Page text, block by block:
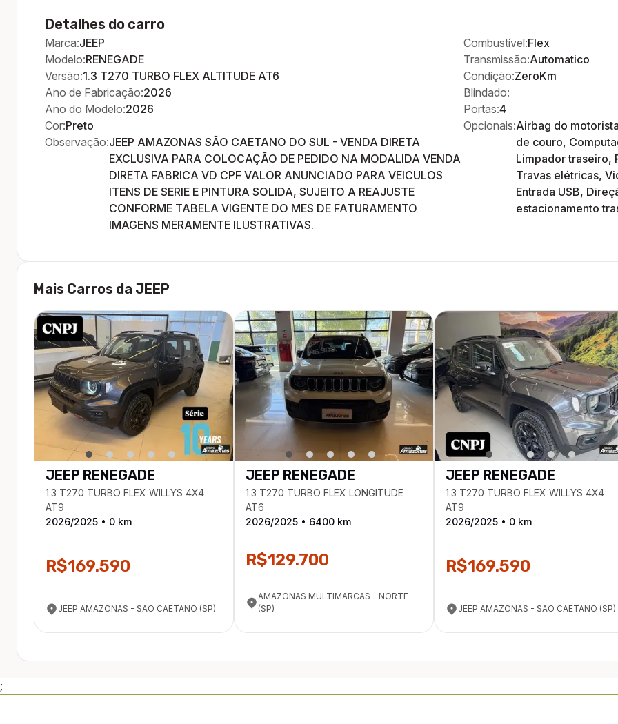
Detalhes do carro
Marca:JEEP
Modelo:RENEGADE
Versão:1.3 T270 TURBO FLEX ALTITUDE AT6
Ano de Fabricação:2026
Ano do Modelo:2026
Cor:Preto
Observação:JEEP AMAZONAS SÃO CAETANO DO SUL - VENDA DIRETA
EXCLUSIVA PARA COLOCAÇÃO DE PEDIDO NA MODALIDA VENDA
DIRETA FABRICA VD CPF VALOR ANUNCIADO PARA VEICULOS
ITENS DE SERIE E PINTURA SOLIDA, SUJEITO A REAJUSTE
CONFORME TABELA VIGENTE DO MES DE FATURAMENTO
IMAGENS MERAMENTE ILUSTRATIVAS.
Combustível:Flex
Transmissão:Automatico
Condição:ZeroKm
Blindado:
Portas:4
Opcionais:Airbag do
de couro,
Limpador traseiro,
Travas elétricas,
Entrada USB,
estacionamento
Mais Carros da JEEP
JEEP RENEGADE
1.3 T270 TURBO FLEX WILLYS 4X4
AT9
2026/2025 • 0 km
R$169.590
JEEP AMAZONAS - SAO CAETANO (SP)
JEEP RENEGADE
1.3 T270 TURBO FLEX LONGITUDE
AT6
2026/2025 • 6400 km
R$129.700
AMAZONAS MULTIMARCAS - NORTE
(SP)
JEEP RENEGADE
1.3 T270 TURBO FLEX WILLYS 4X4
AT9
2026/2025 • 0 km
R$169.590
JEEP AMAZONAS - SAO CAETANO (SP)
;